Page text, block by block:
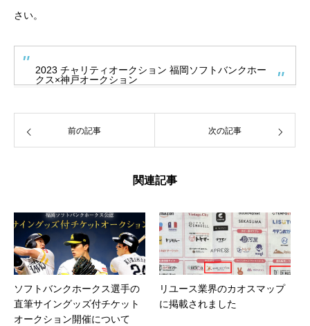
さい。
2023 チャリティオークション 福岡ソフトバンクホー
クス×神戸オークション
前の記事 次の記事
関連記事
ソフトバンクホークス選手の
直筆サイングッズ付チケット
オークション開催について
リユース業界のカオスマップ
に掲載されました